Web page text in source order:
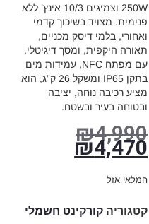
250W וצמיגים 10/3 אינץ’ ללא
פנימית. מצויד בשיכוך קדמי
ואחורי, בלמי דיסק מכניים,
תאורה היקפית, ומסך דיגיטלי.
עם מפתח NFC, עמידות מים
בתקן IP65 ומשקל 26 ק”ג, הוא
מציע רכיבה נוחה, יציבה
ובטוחה בעיר ובשטח.
₪4,990
₪4,470
המלאי אזל
קטגוריה קורקינט חשמלי